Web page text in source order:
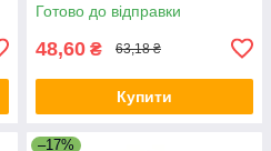
Готово до відправки
48,60 ₴ 63,18 ₴
Купити
–17%